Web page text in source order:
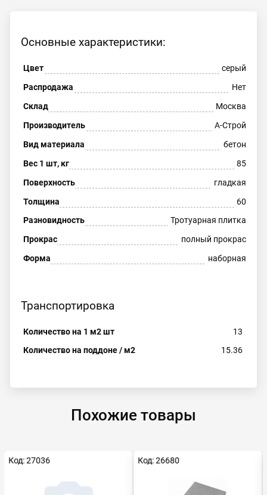
Основные характеристики:
Цвет
серый
Распродажа
Нет
Склад
Москва
Производитель
А-Строй
Вид материала
бетон
Вес 1 шт, кг
85
Поверхность
гладкая
Толщина
60
Разновидность
Тротуарная плитка
Прокрас
полный прокрас
Форма
наборная
Транспортировка
Количество на 1 м2 шт
13
Количество на поддоне / м2
15.36
Похожие товары
Код: 27036 Код: 26680